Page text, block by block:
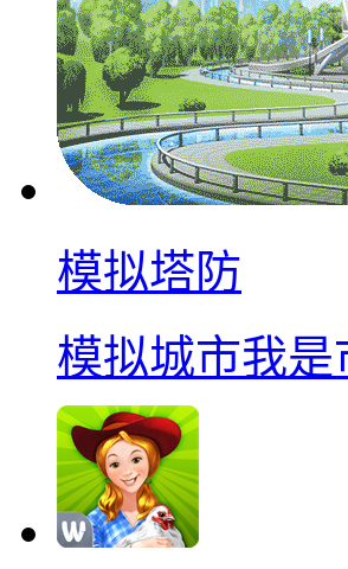
模拟塔防
模拟城市我